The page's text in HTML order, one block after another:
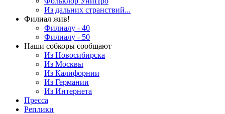
Из дальних странствий...
Филиал жив!
Филиалу - 40
Филиалу - 50
Наши собкоры сообщают
Из Новосибирска
Из Москвы
Из Калифорнии
Из Германии
Из Интернета
Пресса
Реплики